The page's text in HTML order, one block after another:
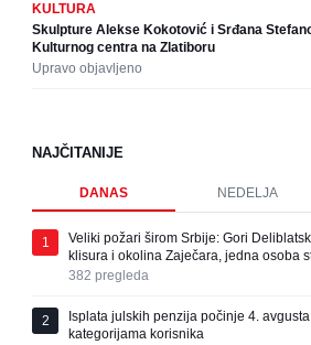
KULTURA
Skulpture Alekse Kokotović i Srđana
Kulturnog centra na Zlatiboru
Upravo objavljeno
NAJČITANIJE
DANAS NEDELJA
1
Veliki požari širom Srbije: Gori
klisura i okolina Zaječara, jedna osoba
382 pregleda
2
Isplata julskih penzija počinje 4.
kategorijama korisnika